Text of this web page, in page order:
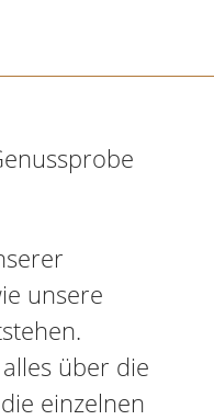
unsere
über die
einzelnen